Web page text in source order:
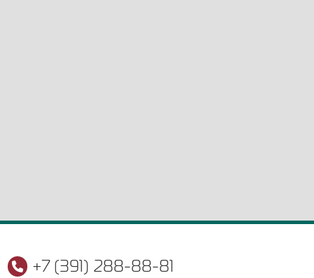
+7 (391) 288-88-81